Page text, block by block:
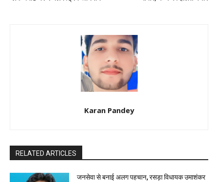
Karan Pandey
RELATED ARTICLES
जनसेवा से बनाई अलग पहचान, रसड़ा विधायक उमाशंकर